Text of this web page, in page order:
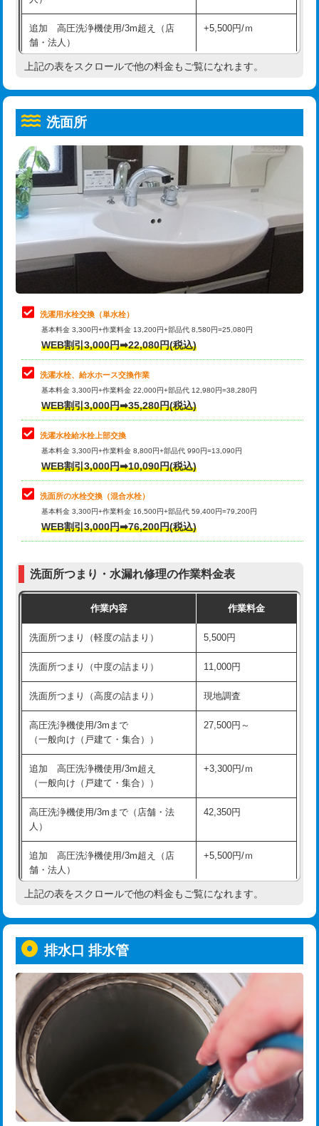
コンクリート斫り（厚さ10㎝超え）
モルタル補修（厚さ10㎝まで） 27,500円
モルタル補修（厚さ10㎝超え） 38,500円
洗面台設置 38,500円
追加人工
廃棄・処分 現場見積
※給水管工事は20mmまでの価格です。
給水管工事※（ホール加工)
給水管工事※（バンド止め) 3,300円
給水管工事※（支持金具設置) 5,500円
給水管工事※（保温材使用（バンド止
め込み）)
5,500円
給水管工事※（土の掘削・埋め戻し作
業)
11,000円
給水管工事※（塩ビ管（VP・HI）使
用/3ｍまで)
33,000円
給水管工事※（塩ビ管（VP・HI）使
用（追加）/3ｍ超え)
給水管工事※（ライニング鋼管・銅
管・ポリ管・HT管使用/3ｍまで)
44,000円
給水管工事※（ライニング鋼管・銅
管・ポリ管・HT管使用/3ｍ超え)
排水管工事（土の掘削・埋め戻し作
業）
排水管工事（排水管工事/3ｍまで） 55,000円
排水管工事（追加 排水管工事/3ｍ超
え）
マス交換（土の掘削・埋め戻し作業）
マス交換（深さ50㎝未満）
マス交換（深さ50㎝以上）
モルタル補修（厚さ10㎝まで） 27,500円
モルタル補修（厚さ10㎝超え） 38,500円
洗面台設置 38,500円
バスタブ設置 現場見積
追加人工 16,500円
廃棄・処分 現場見積
※給水管工事は20mmまでの価格です。
追加 高圧洗浄機使用/3m超え（店
舗・法人）
+5,500円/ｍ
高度高圧洗浄換 現地調査
トーラー機使用/3mまで
追加トーラー機使用/3m超え +3,300円
カメラ調査 33,000円
桝清掃
止水・漏水調査・防水処理・清掃・修
理・調整・分解・加工など（軽作業）
11,000円
止水・漏水調査・防水処理・清掃・修
理・調整・分解・加工など（中作業）
22,000円
止水・漏水調査・防水処理・清掃・修
理・調整・分解・加工など（重作業）
33,000円
キッチンタンク脱着
その他部品の脱着
交換・取付（タンク）
交換・取付(単水栓（壁付・デッキ
式）)
交換・取付(混合水栓（壁付・デッキ
式・ワンホール）)
16,500円+材料費
（P/S/ポップアップ））
交換・取付（その他部品） 11,000円+材料費
持込商品取付（単水栓） 13,200円
持込商品取付（混合水栓） 16,500円
持込商品取付（浄水器・分岐水栓） 16,500円
給水管工事※（ホール加工) 16,500円
給水管工事※（バンド止め)
給水管工事※（支持金具設置) 5,500円
給水管工事※（保温材使用（バンド止
め込み）)
5,500円
給水管工事※（土の掘削・埋め戻し作
業)
11,000円
給水管工事※（塩ビ管（VP・HI）使
用/3ｍまで)
用（追加）/3ｍ超え)
給水管工事※（ライニング鋼管・銅
管・ポリ管・HT管使用/3ｍまで)
44,000円
給水管工事※（ライニング鋼管・銅
管・ポリ管・HT管使用/3ｍ超え)
+8,800円
排水管工事（土の掘削・埋め戻し作
業）
11,000円~
排水管工事（排水管工事/3ｍまで） 55,000円
上記の表をスクロールで他の料金もご覧になれます。
洗面所
洗濯用水栓交換（単水栓）
基本料金 3,300円+作業料金 13,200円+部品代 8,580円=25,080円
WEB割引3,000円➡22,080円(税込)
洗濯水栓、給水ホース交換作業
基本料金 3,300円+作業料金 22,000円+部品代 12,980円=38,280円
WEB割引3,000円➡35,280円(税込)
洗濯水栓給水栓上部交換
基本料金 3,300円+作業料金 8,800円+部品代 990円=13,090円
WEB割引3,000円➡10,090円(税込)
洗面所の水栓交換（混合水栓）
基本料金 3,300円+作業料金 16,500円+部品代 59,400円=79,200円
WEB割引3,000円➡76,200円(税込)
洗面所つまり・水漏れ修理の作業料金表
作業内容 作業料金
洗面所つまり（軽度の詰まり） 5,500円
洗面所つまり（中度の詰まり） 11,000円
洗面所つまり（高度の詰まり） 現地調査
高圧洗浄機使用/3mまで
（一般向け（戸建て・集合））
27,500円～
追加 高圧洗浄機使用/3m超え
（一般向け（戸建て・集合））
+3,300円/ｍ
高圧洗浄機使用/3mまで（店舗・法
人）
42,350円
追加 高圧洗浄機使用/3m超え（店
舗・法人）
+5,500円/ｍ
高度高圧洗浄換 現地調査
トーラー機使用/3mまで
追加トーラー機使用/3m超え +3,300円
カメラ調査 33,000円
桝清掃 8,800円
止水・漏水調査・防水処理・清掃・修
理・調整・分解・加工など（軽作業）
11,000円
止水・漏水調査・防水処理・清掃・修
22,000円
上記の表をスクロールで他の料金もご覧になれます。
排水口 排水管